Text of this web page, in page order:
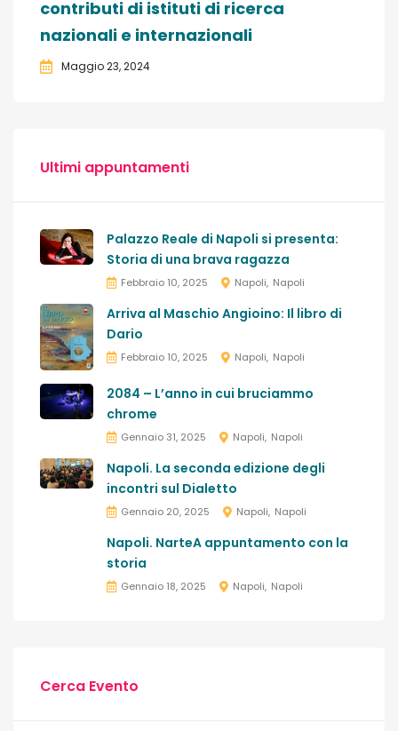
contributi di istituti di ricerca
nazionali e internazionali
Maggio 23, 2024
Ultimi appuntamenti
Palazzo Reale di Napoli si presenta:
Storia di una brava ragazza
Febbraio 10, 2025 Napoli Napoli
Arriva al Maschio Angioino: Il libro di
Dario
Febbraio 10, 2025 Napoli Napoli
2084 – L’anno in cui bruciammo
chrome
Gennaio 31, 2025 Napoli Napoli
Napoli. La seconda edizione degli
incontri sul Dialetto
Gennaio 20, 2025 Napoli Napoli
Napoli. NarteA appuntamento con la
storia
Gennaio 18, 2025 Napoli Napoli
Cerca Evento